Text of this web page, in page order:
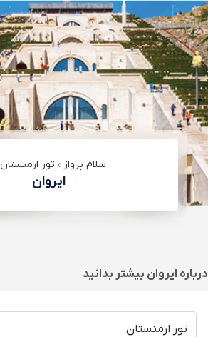
سلام پرواز تور ارمنستان
ایروان
درباره ایروان بیشتر بدانید
تور ارمنستان